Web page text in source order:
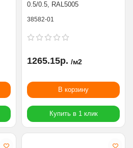
0.5/0.5, RAL5005
38582-01
1265.15р. /м2
В корзину
Купить в 1 клик